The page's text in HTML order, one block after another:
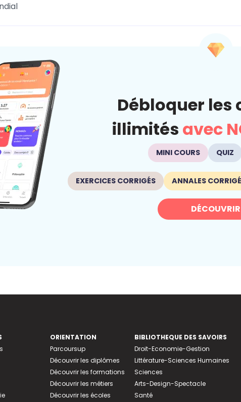
Débloquer les
illimités avec
MINI COURS QUIZ
EXERCICES CORRIGÉS ANNALES
DÉCOUVRIR
ORIENTATION
Parcoursup
Découvrir les diplômes
Découvrir les formations
Découvrir les métiers
Découvrir les écoles
BIBLIOTHEQUE DES SAVOIRS
Droit-Economie-Gestion
Littérature-Sciences Humaines
Sciences
Arts-Design-Spectacle
Santé